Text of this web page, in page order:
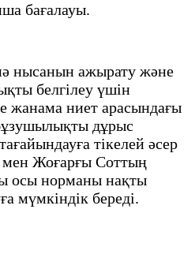
бағалауы.
нысанын ажырату және
белгілеу үшін
жанама ниет арасындағы
дұрыс
тікелей әсер
мен Жоғарғы Соттың
осы норманы нақты
мүмкіндік береді.